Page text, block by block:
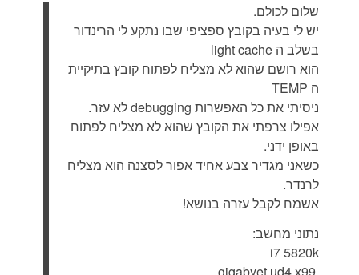
שלום לכולם.
יש לי בעיה בקובץ ספציפי שבו נתקע לי הרינדור
בשלב ה light cache
הוא רושם שהוא לא מצליח לפתוח קובץ בתיקיית
ה TEMP
ניסיתי את כל האפשרות debugging לא עזר.
אפילו צרפתי את הקובץ שהוא לא מצליח לפתוח
באופן ידני.
כשאני מגדיר צבע אחיד אפור לסצנה הוא מצליח
לרנדר.
אשמח לקבל עזרה בנושא!
נתוני מחשב:
i7 5820k